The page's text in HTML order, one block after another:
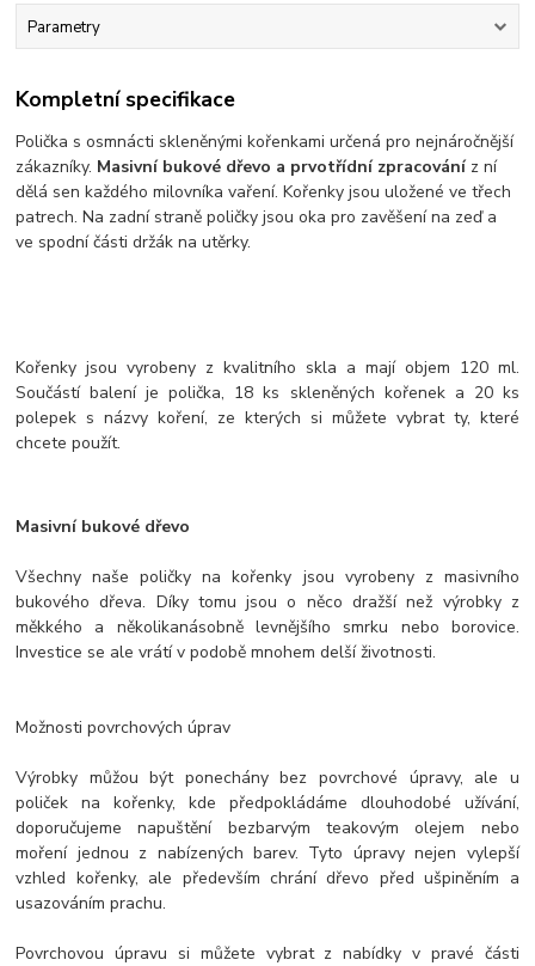
Parametry
Kompletní specifikace
Polička s osmnácti skleněnými kořenkami určená pro nejnáročnější
zákazníky. Masivní bukové dřevo a prvotřídní zpracováníz ní
dělá sen každého milovníka vaření. Kořenky jsou uložené ve třech
patrech. Na zadní straně poličky jsou oka pro zavěšení na zeď a
ve spodní části držák na utěrky.
Kořenky jsou vyrobeny z kvalitního skla a mají objem 120 ml.
Součástí balení je polička, 18 ks skleněných kořenek a 20 ks
polepek s názvy koření, ze kterých si můžete vybrat ty, které
chcete použít.
Masivní bukové dřevo
Všechny naše poličky na kořenky jsou vyrobeny z masivního
bukového dřeva. Díky tomu jsou o něco dražší než výrobky z
měkkého a několikanásobně levnějšího smrku nebo borovice.
Investice se ale vrátí v podobě mnohem delší životnosti.
Možnosti povrchových úprav
Výrobky můžou být ponechány bez povrchové úpravy, ale u
poliček na kořenky, kde předpokládáme dlouhodobé užívání,
doporučujeme napuštění bezbarvým teakovým olejem nebo
moření jednou z nabízených barev. Tyto úpravy nejen vylepší
vzhled kořenky, ale především chrání dřevo před ušpiněním a
usazováním prachu.
Povrchovou úpravu si můžete vybrat z nabídky v pravé části